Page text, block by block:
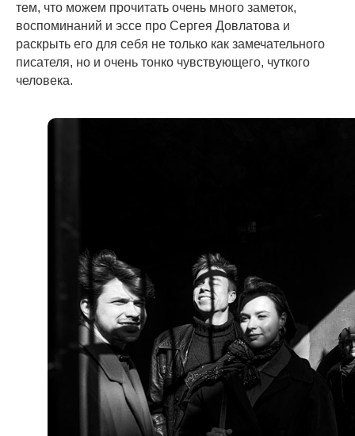
тем, что можем прочитать очень много заметок,
воспоминаний и эссе про Сергея Довлатова и
раскрыть его для себя не только как замечательного
писателя, но и очень тонко чувствующего, чуткого
человека.